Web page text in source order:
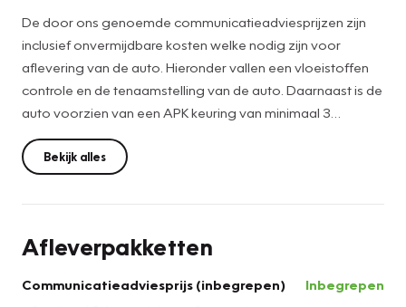
De door ons genoemde communicatieadviesprijzen zijn
inclusief onvermijdbare kosten welke nodig zijn voor
aflevering van de auto. Hieronder vallen een vloeistoffen
controle en de tenaamstelling van de auto. Daarnaast is de
auto voorzien van een APK keuring van minimaal 3
maanden. Het optionele Berkelaar Zekerheidspakket is
altijd de keuze van de consument en kan desgewenst
tegen meerprijs geleverd worden. Wilt u deze auto van
occasions. * De voorwaarde is: Bovag garantie is van
895,-
Bekijk alles
Afleverpakketten
Communicatieadviesprijs (inbegrepen)
Inbegrepen